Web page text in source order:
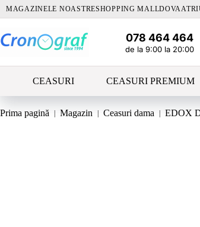
SariMAGAZINELE NOASTRESHOPPING MALLDOVA
078 464 464
de la 9:00 la 20:00
CEASURI CEASURI PREMIUM
Prima pagină Magazin Ceasuri dama EDOX